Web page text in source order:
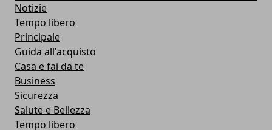
Notizie
Tempo libero
Principale
Guida all'acquisto
Casa e fai da te
Business
Sicurezza
Salute e Bellezza
Tempo libero